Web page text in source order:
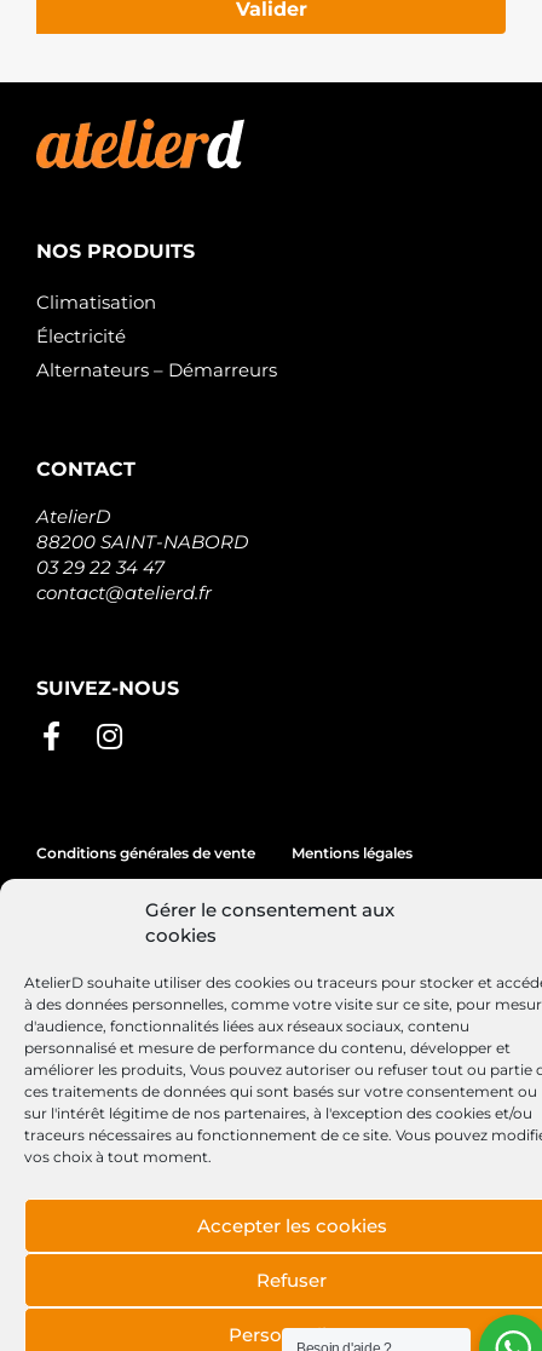
Gérer le consentement aux
cookies
AtelierD souhaite utiliser des cookies ou traceurs pour stocker et
à des données personnelles, comme votre visite sur ce site, pour
d'audience, fonctionnalités liées aux réseaux sociaux, contenu
personnalisé et mesure de performance du contenu, développer et
améliorer les produits, Vous pouvez autoriser ou refuser tout ou partie
ces traitements de données qui sont basés sur votre consentement ou
sur l'intérêt légitime de nos partenaires, à l'exception des cookies et/ou
traceurs nécessaires au fonctionnement de ce site. Vous pouvez
vos choix à tout moment.
Accepter les cookies
Refuser
Personnaliser
Valider
NOS PRODUITS
Climatisation
Électricité
Alternateurs – Démarreurs
CONTACT
AtelierD
88200 SAINT-NABORD
03 29 22 34 47
contact@atelierd.fr
SUIVEZ-NOUS
Conditions générales de vente Mentions légales
Site réalisé par LézardsCréation